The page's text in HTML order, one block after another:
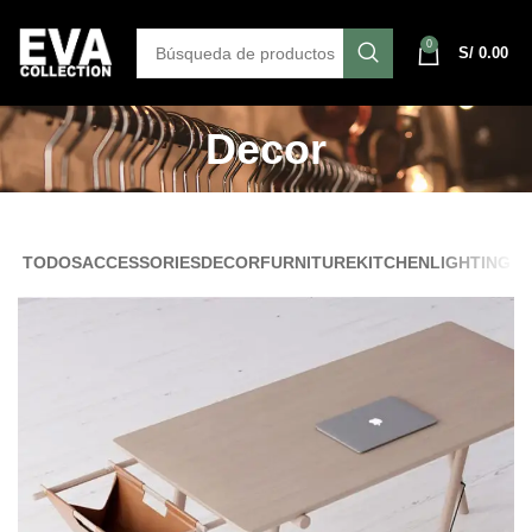
0
S/ 0.00
Decor
TODOSACCESSORIESDECORFURNITUREKITCHENLIGHTING